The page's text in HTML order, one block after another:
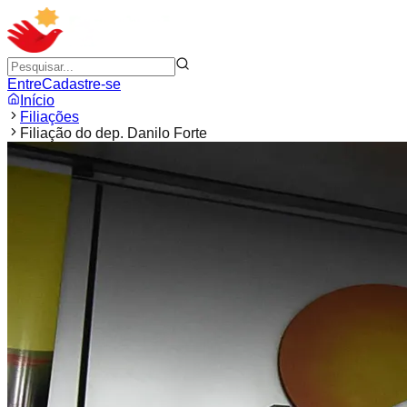
EntreCadastre-se
Início
Filiações
Filiação do dep. Danilo Forte